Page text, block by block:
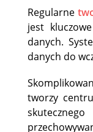
Regularne
jest
danych.
danych do
tworzy